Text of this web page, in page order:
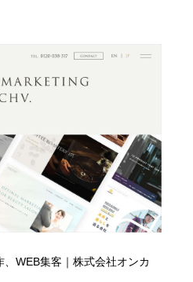
WEB集客｜株式会社オンカ